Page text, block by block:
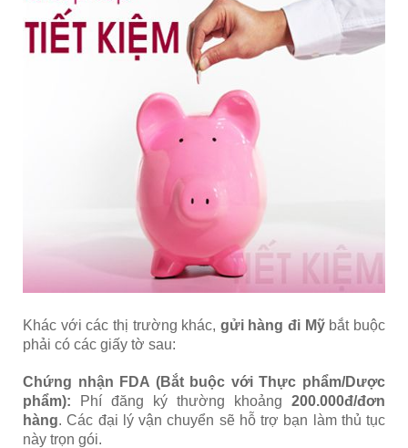
Khác với các thị trường khác, gửi hàng đi Mỹbắt buộc
phải có các giấy tờ sau:
Chứng nhận FDA (Bắt buộc với Thực phẩm/Dược
phẩm): Phí đăng ký thường khoảng 200.000đ/đơn
hàng. Các đại lý vận chuyển sẽ hỗ trợ bạn làm thủ tục
này trọn gói.